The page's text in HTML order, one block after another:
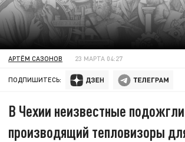
АРТЁМ САЗОНОВ 23 МАРТА 04:27
ПОДПИШИТЕСЬ:
В Чехии неизвестные
производящий тепловизоры